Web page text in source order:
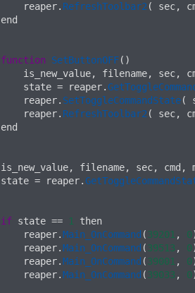
    reaper
. RefreshToolbar2 ( sec,
end
function SetButtonOFF( )
    is_new_value
, filename, sec,
    state
= reaper.
    reaper
. SetToggleCommandState(
    reaper
. RefreshToolbar2 ( sec,
end
is_new_value, filename, sec, cmd ,
state = reaper.
if state == 1 then
    reaper
.Main_OnCommand (39201, 0
    reaper
.Main_OnCommand (39513 , 0
    reaper
.Main_OnCommand (39001, 0
    reaper
.Main_OnCommand (39033 , 0